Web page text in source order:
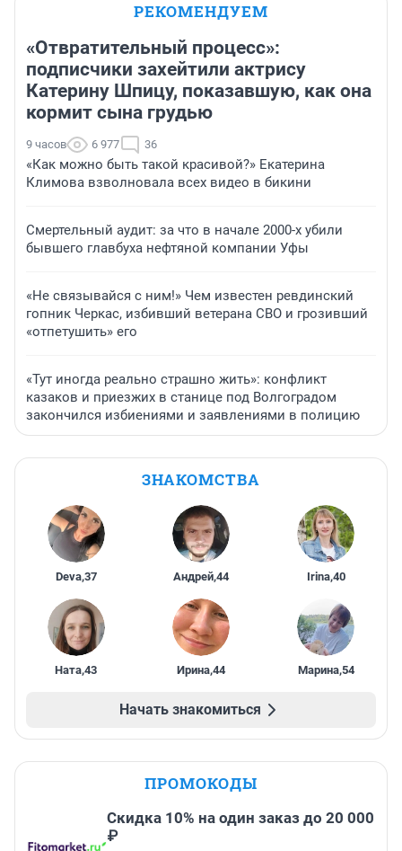
РЕКОМЕНДУЕМ
«Отвратительный процесс»:
подписчики захейтили актрису
Катерину Шпицу, показавшую, как она
кормит сына грудью
9 часов 6 977 36
«Как можно быть такой красивой?» Екатерина
Климова взволновала всех видео в бикини
Смертельный аудит: за что в начале 2000-х убили
бывшего главбуха нефтяной компании Уфы
«Не связывайся с ним!» Чем известен ревдинский
гопник Черкас, избивший ветерана СВО и грозивший
«отпетушить» его
«Тут иногда реально страшно жить»: конфликт
казаков и приезжих в станице под Волгоградом
закончился избиениями и заявлениями в полицию
ЗНАКОМСТВА
Deva,37 Андрей,44 Irina,40
Ната,43 Ирина,44 Марина,54
Начать знакомиться
ПРОМОКОДЫ
Скидка 10% на один заказ до 20 000
₽